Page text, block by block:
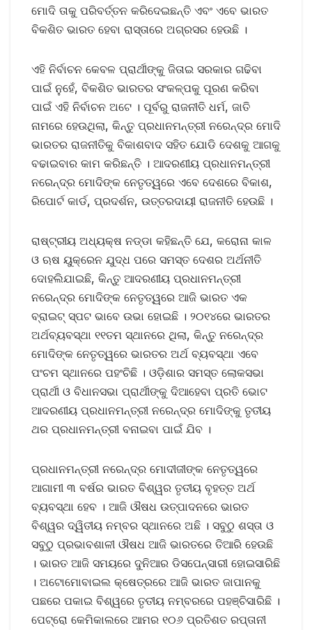
ମୋଦି ତାକୁ ପରିବର୍ତ୍ତନ କରିଦେଇଛନ୍ତି ଏବଂ ଏବେ ଭାରତ
ବିକଶିତ ଭାରତ ହେବା ରାସ୍ତାରେ ଅଗ୍ରସର ହେଉଛି ।
ଏହି ନିର୍ବାଚନ କେବଳ ପ୍ରାର୍ଥୀଙ୍କୁ ଜିତାଇ ସରକାର ଗଢିବା
ପାଇଁ ନୁହେଁ, ବିକଶିତ ଭାରତର ସଂକଳ୍ପକୁ ପୂରଣ କରିବା
ପାଇଁ ଏହି ନିର୍ବାଚନ ଅଟେ । ପୂର୍ବରୁ ରାଜନୀତି ଧର୍ମ, ଜାତି
ନାମରେ ହେଉଥିଲା, କିନ୍ତୁ ପ୍ରଧାନମନ୍ତ୍ରୀ ନରେନ୍ଦ୍ର ମୋଦି
ଭାରତର ରାଜନୀତିକୁ ବିକାଶବାଦ ସହିତ ଯୋଡି ଦେଶକୁ ଆଗକୁ
ବଢାଇବାର କାମ କରିଛନ୍ତି । ଆଦରଣୀୟ ପ୍ରଧାନମନ୍ତ୍ରୀ
ନରେନ୍ଦ୍ର ମୋଦିଙ୍କ ନେତୃତ୍ୱରେ ଏବେ ଦେଶରେ ବିକାଶ,
ରିପୋର୍ଟ କାର୍ଡ, ପ୍ରଦର୍ଶନ, ଉତ୍ତରଦାୟୀ ରାଜନୀତି ହେଉଛି ।
ରାଷ୍ଟ୍ରୀୟ ଅଧ୍ୟକ୍ଷ ନଡ୍ଡା କହିଛନ୍ତି ଯେ, କରୋନା କାଳ
ଓ ଋଷ ୟୁକ୍ରେନ ଯୁଦ୍ଧ ପରେ ସମସ୍ତ ଦେଶର ଅର୍ଥନୀତି
ଦୋହଲିଯାଇଛି, କିନ୍ତୁ ଆଦରଣୀୟ ପ୍ରଧାନମନ୍ତ୍ରୀ
ନରେନ୍ଦ୍ର ମୋଦିଙ୍କ ନେତୃତ୍ୱରେ ଆଜି ଭାରତ ଏକ
ବ୍ରାଇଟ୍ ସ୍ପଟ ଭାବେ ଉଭା ହୋଇଛି । ୨୦୧୪ରେ ଭାରତର
ଅର୍ଥବ୍ୟବସ୍ଥା ୧୧ତମ ସ୍ଥାନରେ ଥିଲା, କିନ୍ତୁ ନରେନ୍ଦ୍ର
ମୋଦିଙ୍କ ନେତୃତ୍ୱରେ ଭାରତର ଅର୍ଥ ବ୍ୟବସ୍ଥା ଏବେ
ପଂଚମ ସ୍ଥାନରେ ପହଂଚିଛି । ଓଡ଼ିଶାର ସମସ୍ତ ଲୋକସଭା
ପ୍ରାର୍ଥୀ ଓ ବିଧାନସଭା ପ୍ରାର୍ଥୀଙ୍କୁ ଦିଆହେବା ପ୍ରତି ଭୋଟ
ଆଦରଣୀୟ ପ୍ରଧାନମନ୍ତ୍ରୀ ନରେନ୍ଦ୍ର ମୋଦିଙ୍କୁ ତୃତୀୟ
ଥର ପ୍ରଧାନମନ୍ତ୍ରୀ ବନାଇବା ପାଇଁ ଯିବ ।
ପ୍ରଧାନମନ୍ତ୍ରୀ ନରେନ୍ଦ୍ର ମୋଦୀଜୀଙ୍କ ନେତୃତ୍ୱରେ
ଆଗାମୀ ୩ ବର୍ଷର ଭାରତ ବିଶ୍ୱର ତୃତୀୟ ବୃହତ୍ତ ଅର୍ଥ
ବ୍ୟବସ୍ଥା ହେବ । ଆଜି ଔଷଧ ଉତ୍ପାଦନରେ ଭାରତ
ବିଶ୍ୱର ଦ୍ୱିତୀୟ ନମ୍ବର ସ୍ଥାନରେ ଅଛି । ସବୁଠୁ ଶସ୍ତା ଓ
ସବୁଠୁ ପ୍ରଭାବଶାଳୀ ଔଷଧ ଆଜି ଭାରତରେ ତିଆରି ହେଉଛି
। ଭାରତ ଆଜି ସମୟରେ ଦୁନିଆର ଡିସପେନ୍ସାରୀ ହୋଇସାରିଛି
। ଅଟୋମୋବାଇଲ କ୍ଷେତ୍ରରେ ଆଜି ଭାରତ ଜାପାନକୁ
ପଛରେ ପକାଇ ବିଶ୍ୱରେ ତୃତୀୟ ନମ୍ବରରେ ପହଞ୍ଚିସାରିଛି ।
ପେଟ୍ରୋ କେମିକାଲରେ ଆମର ୧୦୬ ପ୍ରତିଶତ ରପ୍ତାନୀ